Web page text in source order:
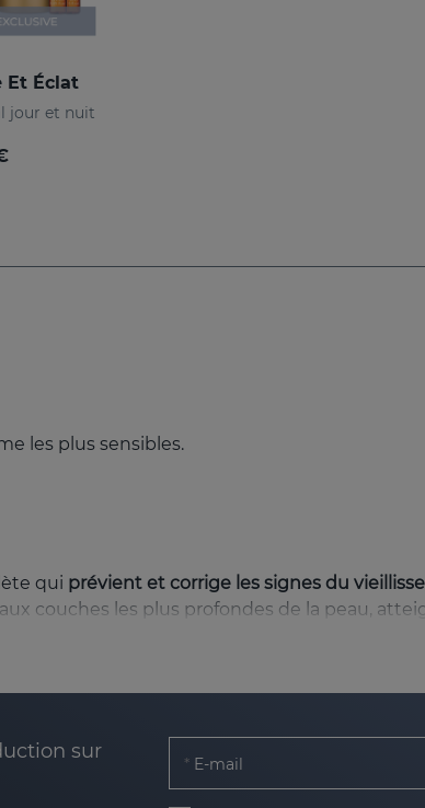
Et Éclat
jour et nuit
les plus sensibles.
qui prévient et corrige les signes du
couches les plus profondes de la peau,
et de l'élastine, deux composants
sur
E-mail